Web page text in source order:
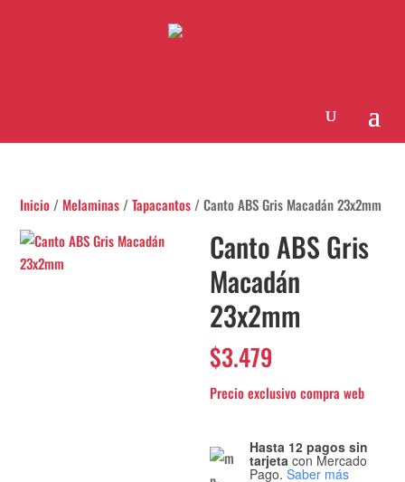
Inicio / Melaminas /Tapacantos / Canto ABS Gris Macadán 23x2mm
Canto ABS Gris
Macadán
23x2mm
$3.479
Hasta 12 pagos sin
tarjeta con Mercado
Pago. Saber más